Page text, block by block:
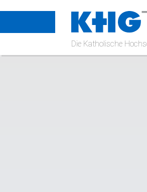
KHG
TUM
Die Katholische